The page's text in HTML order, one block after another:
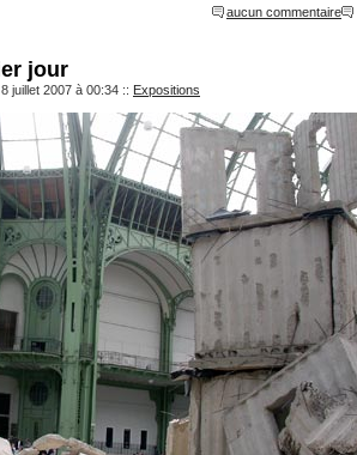
aucun commentaire
jour
juillet 2007 à 00:34 :: Expositions